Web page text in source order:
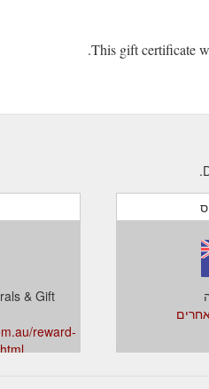
This gift certificate
& Gift
reward-